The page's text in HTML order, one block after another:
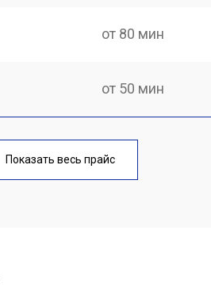
от 80 мин
от 50 мин
от 70 мин
Показать весь прайс